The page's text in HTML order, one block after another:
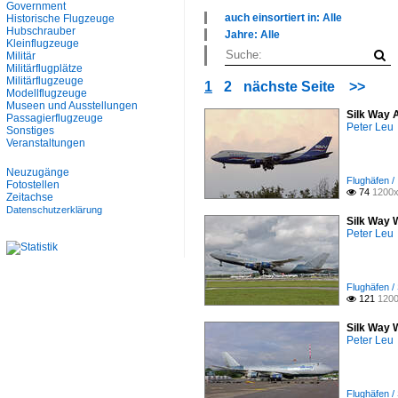
auch einsortiert in: Alle
Flughäfen
Geschäftsreiseflugzeuge
Jahre: Alle
Alle Jahre
2010
1 2 nächste Seite >>
Silk Way
Peter Leu
Flughäfen /
 74
Silk Way
Peter Leu
Flughäfen /
 121
Silk Way
Peter Leu
Flughäfen /
Government
Historische Flugzeuge
Hubschrauber
Kleinflugzeuge
Militär
Militärflugplätze
Militärflugzeuge
Modellflugzeuge
Museen und Ausstellungen
Passagierflugzeuge
Sonstiges
Veranstaltungen
Neuzugänge
Fotostellen
Zeitachse
Datenschutzerklärung